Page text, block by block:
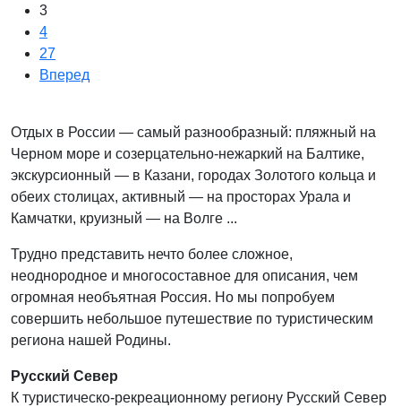
3
4
27
Вперед
Отдых в России — самый разнообразный: пляжный на
Черном море и созерцательно-нежаркий на Балтике,
экскурсионный — в Казани, городах Золотого кольца и
обеих столицах, активный — на просторах Урала и
Камчатки, круизный — на Волге ...
Трудно представить нечто более сложное,
неоднородное и многосоставное для описания, чем
огромная необъятная Россия. Но мы попробуем
совершить небольшое путешествие по туристическим
региона нашей Родины.
Русский Север
К тури­сти­че­ско-рекре­а­ци­он­но­му реги­о­ну Рус­ский Север